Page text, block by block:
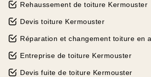
Rehaussement de toiture Kermouster
Devis toiture Kermouster
Réparation et changement toiture en
Entreprise de toiture Kermouster
Devis fuite de toiture Kermouster